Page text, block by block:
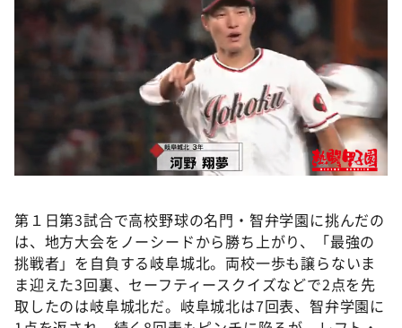
第１日第3試合で高校野球の名門・智弁学園に挑んだの
は、地方大会をノーシードから勝ち上がり、「最強の
挑戦者」を自負する岐阜城北。両校一歩も譲らないま
ま迎えた3回裏、セーフティースクイズなどで2点を先
取したのは岐阜城北だ。岐阜城北は7回表、智弁学園に